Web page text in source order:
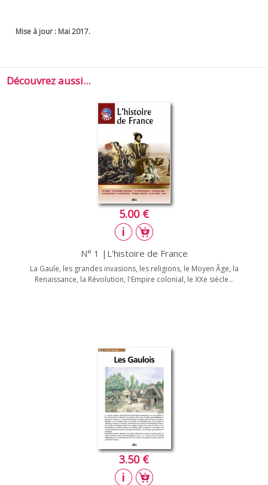
Mise à jour : Mai 2017.
Découvrez aussi...
5.00 €
N° 1 |L'histoire de France
La Gaule, les grandes invasions, les religions, le Moyen Âge, la
Renaissance, la Révolution, l'Empire colonial, le XXe siècle...
3.50 €